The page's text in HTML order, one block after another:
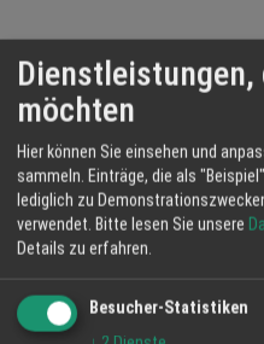
Top Links
Sport und Freizeit
möchten
Hier können Sie einsehen und
sammeln. Einträge, die als
lediglich zu
verwendet. Bitte lesen Sie unsere
Details zu erfahren.
Besucher-Statistiken